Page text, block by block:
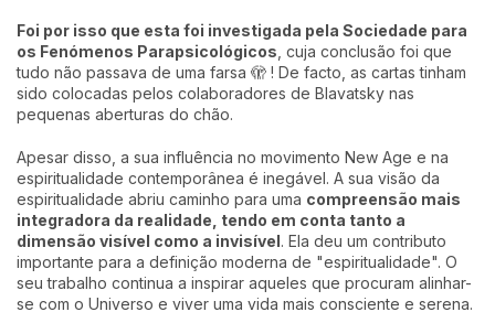
Foi por isso que esta foi investigada pela Sociedade para
os Fenómenos Parapsicológicos, cuja conclusão foi que
tudo não passava de uma farsa 🫣 ! De facto, as cartas tinham
sido colocadas pelos colaboradores de Blavatsky nas
pequenas aberturas do chão.
Apesar disso, a sua influência no movimento New Age e na
espiritualidade contemporânea é inegável. A sua visão da
espiritualidade abriu caminho para uma compreensão mais
integradora da realidade, tendo em conta tanto a
dimensão visível como a invisível . Ela deu um contributo
importante para a definição moderna de "espiritualidade". O
seu trabalho continua a inspirar aqueles que procuram alinhar-
se com o Universo e viver uma vida mais consciente e serena.